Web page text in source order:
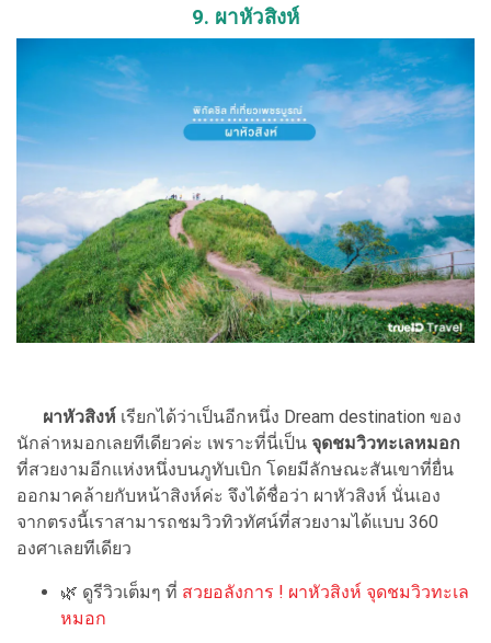
9. ผาหัวสิงห์
ผาหัวสิงห์ เรียกได้ว่าเป็นอีกหนึ่ง Dream destination ของ
นักล่าหมอกเลยทีเดียวค่ะ เพราะที่นี่เป็น จุดชมวิวทะเลหมอก
ที่สวยงามอีกแห่งหนึ่งบนภูทับเบิก โดยมีลักษณะสันเขาที่ยื่น
ออกมาคล้ายกับหน้าสิงห์ค่ะ จึงได้ชื่อว่า ผาหัวสิงห์ นั่นเอง
จากตรงนี้เราสามารถชมวิวทิวทัศน์ที่สวยงามได้แบบ 360
องศาเลยทีเดียว
🌿 ดูรีวิวเต็มๆ ที่ สวยอลังการ ! ผาหัวสิงห์ จุดชมวิวทะเล
หมอก